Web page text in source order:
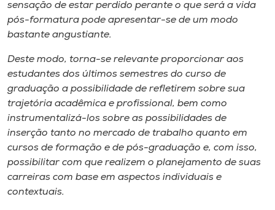
A-
sensação de estar perdido perante o que será a vida
pós-formatura pode apresentar-se de um modo
bastante angustiante.
Deste modo, torna-se relevante proporcionar aos
estudantes dos últimos semestres do curso de
graduação a possibilidade de refletirem sobre sua
trajetória acadêmica e profissional, bem como
instrumentalizá-los sobre as possibilidades de
inserção tanto no mercado de trabalho quanto em
cursos de formação e de pós-graduação e, com isso,
possibilitar com que realizem o planejamento de suas
carreiras com base em aspectos individuais e
contextuais.